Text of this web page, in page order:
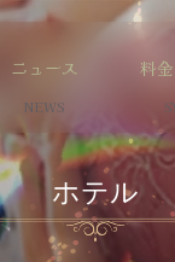
ニュース
NEWS
料
ホテル